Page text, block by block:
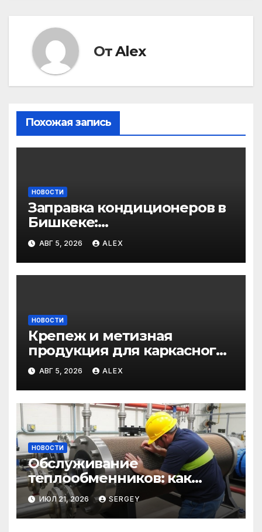
ОтAlex
Похожая запись
НОВОСТИ
Заправка кондиционеров в
Бишкеке:
профессиональные услуги
для дома и авто
АВГ 5, 2026 ALEX
НОВОСТИ
Крепеж и метизная
продукция для каркасного
и загородного
строительства: от
саморезов до анкеров
АВГ 5, 2026 ALEX
НОВОСТИ
Обслуживание
теплообменников: как
сохранить эффективность и
избежать простоев
ИЮЛ 21, 2026 SERGEY